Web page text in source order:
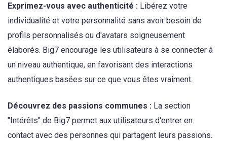
Exprimez-vous avec authenticité : Libérez votre
individualité et votre personnalité sans avoir besoin de
profils personnalisés ou d'avatars soigneusement
élaborés. Big7 encourage les utilisateurs à se connecter à
un niveau authentique, en favorisant des interactions
authentiques basées sur ce que vous êtes vraiment.
Découvrez des passions communes : La section
"Intérêts" de Big7 permet aux utilisateurs d'entrer en
contact avec des personnes qui partagent leurs passions.